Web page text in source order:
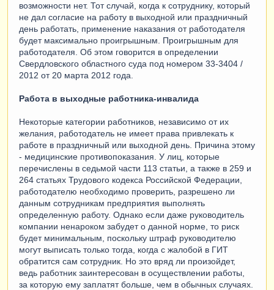
возможности нет. Тот случай, когда к сотруднику, который
не дал согласие на работу в выходной или праздничный
день работать, применение наказания от работодателя
будет максимально проигрышным. Проигрышным для
работодателя. Об этом говорится в определении
Свердловского областного суда под номером 33-3404 /
2012 от 20 марта 2012 года.
Работа в выходные работника-инвалида
Некоторые категории работников, независимо от их
желания, работодатель не имеет права привлекать к
работе в праздничный или выходной день. Причина этому
- медицинские противопоказания. У лиц, которые
перечислены в седьмой части 113 статьи, а также в 259 и
264 статьях Трудового кодекса Российской Федерации,
работодателю необходимо проверить, разрешено ли
данным сотрудникам предприятия выполнять
определенную работу. Однако если даже руководитель
компании ненароком забудет о данной норме, то риск
будет минимальным, поскольку штраф руководителю
могут выписать только тогда, когда с жалобой в ГИТ
обратится сам сотрудник. Но это вряд ли произойдет,
ведь работник заинтересован в осуществлении работы,
за которую ему заплатят больше, чем в обычных случаях.